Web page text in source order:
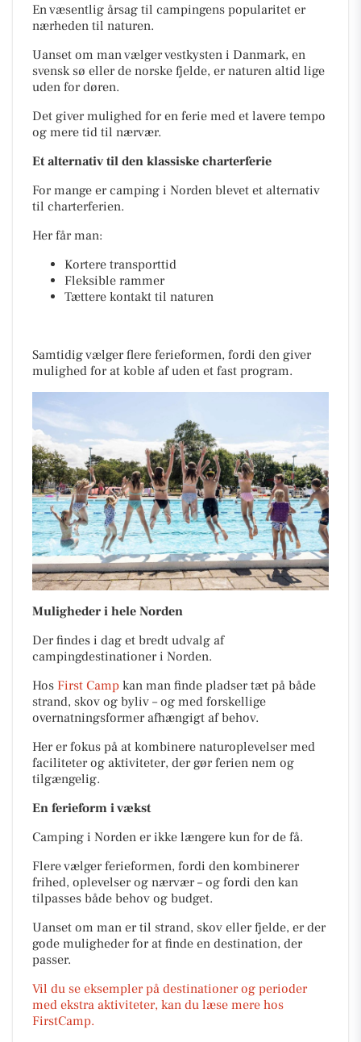
En væsentlig årsag til campingens popularitet er
nærheden til naturen.
Uanset om man vælger vestkysten i Danmark, en
svensk sø eller de norske fjelde, er naturen altid lige
uden for døren.
Det giver mulighed for en ferie med et lavere tempo
og mere tid til nærvær.
Et alternativ til den klassiske charterferie
For mange er camping i Norden blevet et alternativ
til charterferien.
Her får man:
Kortere transporttid
Fleksible rammer
Tættere kontakt til naturen
Samtidig vælger flere ferieformen, fordi den giver
mulighed for at koble af uden et fast program.
Muligheder i hele Norden
Der findes i dag et bredt udvalg af
campingdestinationer i Norden.
Hos First Camp kan man finde pladser tæt på både
strand, skov og byliv – og med forskellige
overnatningsformer afhængigt af behov.
Her er fokus på at kombinere naturoplevelser med
faciliteter og aktiviteter, der gør ferien nem og
tilgængelig.
En ferieform i vækst
Camping i Norden er ikke længere kun for de få.
Flere vælger ferieformen, fordi den kombinerer
frihed, oplevelser og nærvær – og fordi den kan
tilpasses både behov og budget.
Uanset om man er til strand, skov eller fjelde, er der
gode muligheder for at finde en destination, der
passer.
Vil du se eksempler på destinationer og perioder
med ekstra aktiviteter, kan du læse mere hos
FirstCamp.